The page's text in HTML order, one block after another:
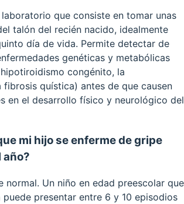
que consiste en tomar unas
talón del recién nacido, idealmente
día de vida. Permite detectar de
genéticas y metabólicas
congénito, la
quística) antes de que causen
en el desarrollo físico y neurológico del
mi hijo se enferme de gripe
año?
normal. Un niño en edad preescolar que
puede presentar entre 6 y 10 episodios